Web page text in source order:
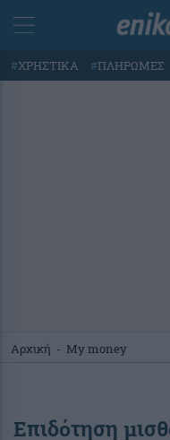
#ΧΡΗΣΤΙΚΑ #ΠΛΗΡΩΜΕΣ
Αρχική - My money
Επιδότηση